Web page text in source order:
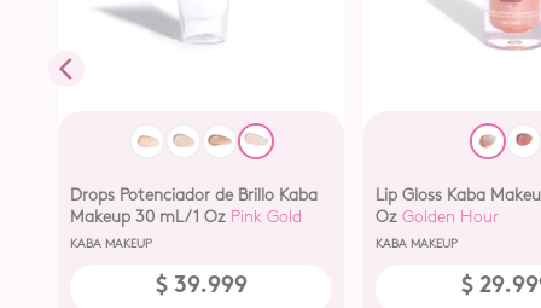
Drops Potenciador de Brillo Kaba
Makeup 30 mL/1 Oz Pink Gold
KABA MAKEUP
$ 39.999
Lip Gloss Kaba
Oz Golden Hour
KABA MAKEUP
$ 29.